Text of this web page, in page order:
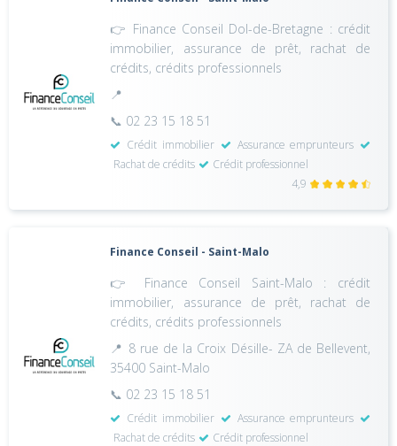
👉 Finance Conseil Dol-de-Bretagne : crédit
immobilier, assurance de prêt, rachat de
crédits, crédits professionnels
📍
📞 02 23 15 18 51
Crédit immobilier
Assurance emprunteurs
Rachat de crédits
Crédit professionnel
4,9
Finance Conseil - Saint-Malo
👉 Finance Conseil Saint-Malo : crédit
immobilier, assurance de prêt, rachat de
crédits, crédits professionnels
📍 8 rue de la Croix Désille- ZA de Bellevent,
35400 Saint-Malo
📞 02 23 15 18 51
Crédit immobilier
Assurance emprunteurs
Rachat de crédits
Crédit professionnel